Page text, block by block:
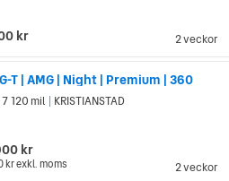
en kylardesign som används på
var den första bilen i modernt
kaross placerad mellan hjulen,
säkerhetsinnovationer som
passagerarsätet som skapas av
bilen knycklas ihop vid kollision
också lägga till krockkuddar
och säkerhetsbälte som späns åt
2 veckor
kr
T | AMG | Night | Premium | 360
2 veckor
7 120 mil KRISTIANSTAD
kr
krexkl. moms